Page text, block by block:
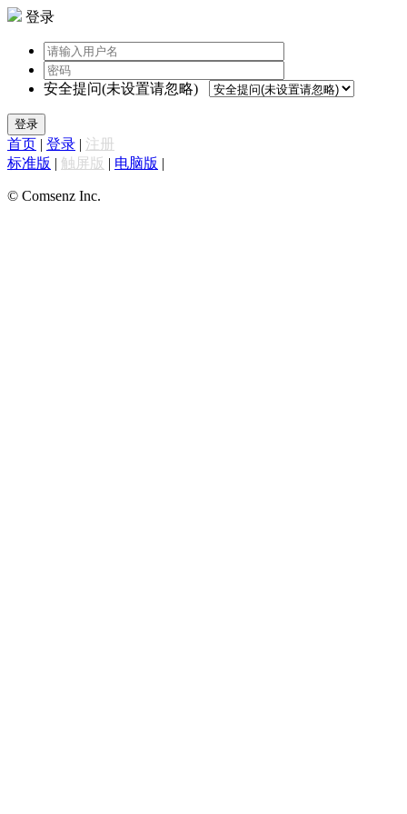
登录
安全提问(未设置请忽略)
登录
首页 | 登录 | 注册
标准版 | 触屏版 | 电脑版 |
© Comsenz Inc.